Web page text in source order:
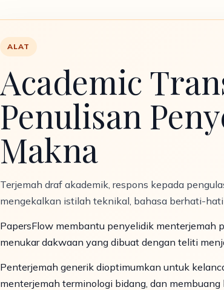
ALAT
Academic
Penulisan
Makna
Terjemah draf akademik, respons kepada
mengekalkan istilah teknikal, bahasa berhati-
PapersFlow membantu penyelidik menterjemah
menukar dakwaan yang dibuat dengan teliti
Penterjemah generik dioptimumkan untuk
menterjemah terminologi bidang, dan